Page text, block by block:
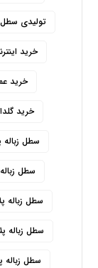
تولیدی سطل
خرید
خرید
خرید
سطل زباله
سطل
سطل زباله
سطل زباله
سطل زباله